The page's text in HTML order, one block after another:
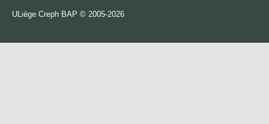
ULiège Creph BAP © 2005-2026